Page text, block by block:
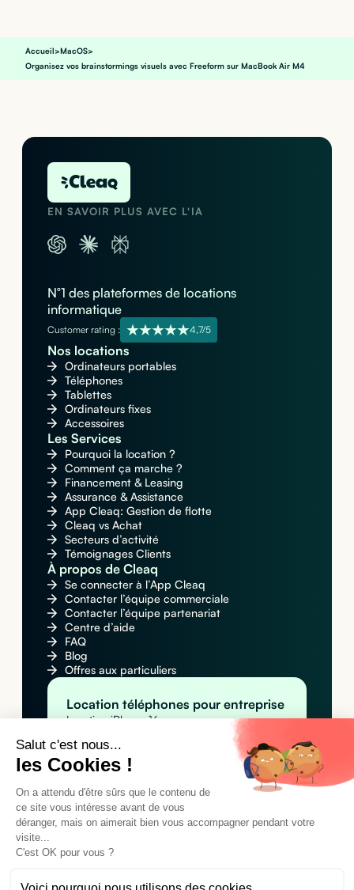
Salut c'est nous...
les Cookies !
On a attendu d'être sûrs que le contenu de
ce site vous intéresse avant de vous
déranger, mais on aimerait bien vous accompagner pendant votre
visite...
C'est OK pour vous ?
Accueil>MacOS>
Organisez vos brainstormings visuels avec Freeform sur MacBook Air M4
EN SAVOIR PLUS AVEC L'IA
N°1 des plateformes de locations
informatique
Customer rating : 4,7/5
Nos locations
Ordinateurs portables
Téléphones
Tablettes
Ordinateurs fixes
Accessoires
Les Services
Pourquoi la location ?
Comment ça marche ?
Financement & Leasing
Assurance & Assistance
App Cleaq: Gestion de flotte
Cleaq vs Achat
Secteurs d’activité
Témoignages Clients
À propos de Cleaq
Se connecter à l’App Cleaq
Contacter l’équipe commerciale
Contacter l’équipe partenariat
Centre d’aide
FAQ
Blog
Offres aux particuliers
Location téléphones pour entreprise
Location iPhone 16
Location Samsung Galaxy S25
Location MacBook pour entreprise
Location Apple MacBook Pro 14" M4
Location Apple MacBook Air M4
Location MacBook Air 15" M4
Location tablettes pour entreprise
Location Apple iPad Pro 11" M4 (Wi-Fi +
Location Samsung Galaxy Tab A9+